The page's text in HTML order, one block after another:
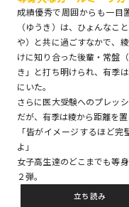
成績優秀で周囲からも一目
（ゆうき）は、ひょんなこ
や）と共に過ごすなかで、
けに知り合った後輩・常盤
き」と打ち明けられ、有季
にいた。
さらに医大受験へのプレッ
だが、有季は綾から距離を
「皆がイメージするほど
よ」
女子高生達のどこまでも等
２弾。
立ち読み